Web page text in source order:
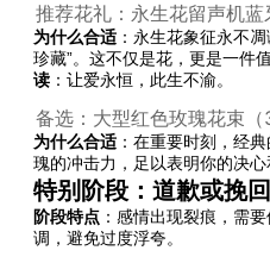
推荐花礼：永生花留声机
为什么合适 ：永生花象征永不
珍藏”。这不仅是花，更是一件
读 ：让爱永恒，此生不渝。
备选：大型红色玫瑰花束（
为什么合适 ：在重要时刻，经
瑰的冲击力，足以表明你的决心
特别阶段：道歉或挽
阶段特点 ：感情出现裂痕，需要
调，避免过度浮夸。